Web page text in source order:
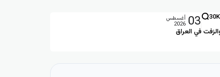
في العراق
30K
03 أغسطس
2026